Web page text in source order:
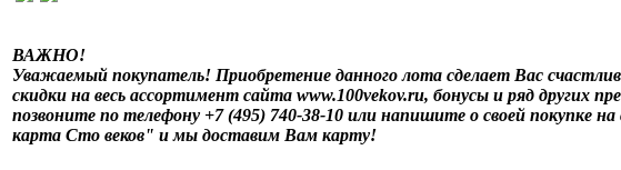
ВАЖНО!
Уважаемый покупатель! Приобретение данного лота сделает Вас
скидки на весь ассортимент сайта www.100vekov.ru, бонусы и ряд других
позвоните по телефону +7 (495) 740-38-10 или напишите о своей покупке на
карта Сто веков" и мы доставим Вам карту!